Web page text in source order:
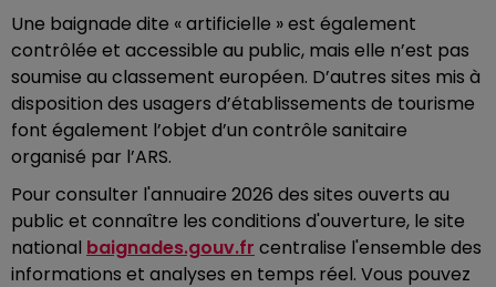
Une baignade dite « artificielle » est également
contrôlée et accessible au public, mais elle n’est pas
soumise au classement européen. D’autres sites mis à
disposition des usagers d’établissements de tourisme
font également l’objet d’un contrôle sanitaire
organisé par l’ARS.
Pour consulter l'annuaire 2026 des sites ouverts au
public et connaître les conditions d'ouverture, le site
national baignades.gouv.fr centralise l'ensemble des
informations et analyses en temps réel. Vous pouvez